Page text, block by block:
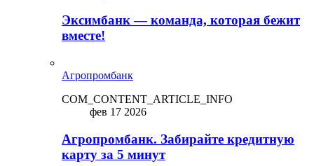
Эксимбанк — команда, которая бежит
вместе!
Агропромбанк
COM_CONTENT_ARTICLE_INFO
фев 17 2026
Агропромбанк. Забирайте кредитную
карту за 5 минут